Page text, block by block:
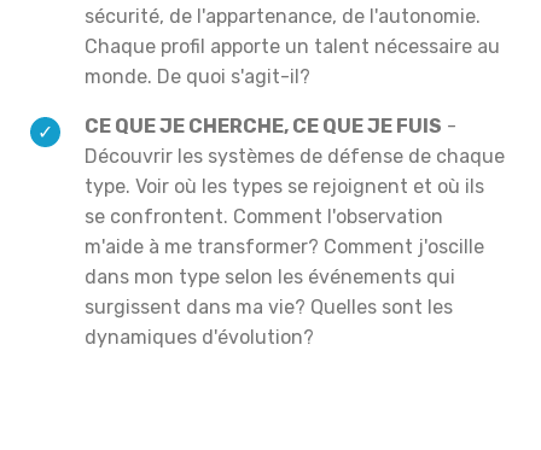
sécurité, de l'appartenance, de l'autonomie.
Chaque profil apporte un talent nécessaire au
monde. De quoi s'agit-il?
CE QUE JE CHERCHE, CE QUE JE FUIS -
Découvrir les systèmes de défense de chaque
type. Voir où les types se rejoignent et où ils
se confrontent. Comment l'observation
m'aide à me transformer? Comment j'oscille
dans mon type selon les événements qui
surgissent dans ma vie? Quelles sont les
dynamiques d'évolution?